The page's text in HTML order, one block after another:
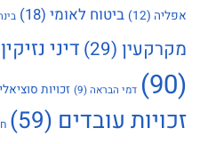
אפליה (12) ביטוח לאומי (18)
מקרקעין (29) דיני נזיקין
(90)
דמי הבראה(9) זכויות
זכויות עובדים (59)